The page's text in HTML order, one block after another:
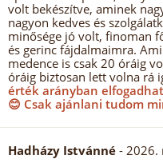
volt bekészítve, aminek
nagyon kedves és
minősége jó volt, finoman
és gerinc fájdalmaimra.
medence is csak 20 óráig
óráig biztosan lett volna rá
érték arányban
😊 Csak ajánlani tudom
Hadházy Istvánné - 2026.